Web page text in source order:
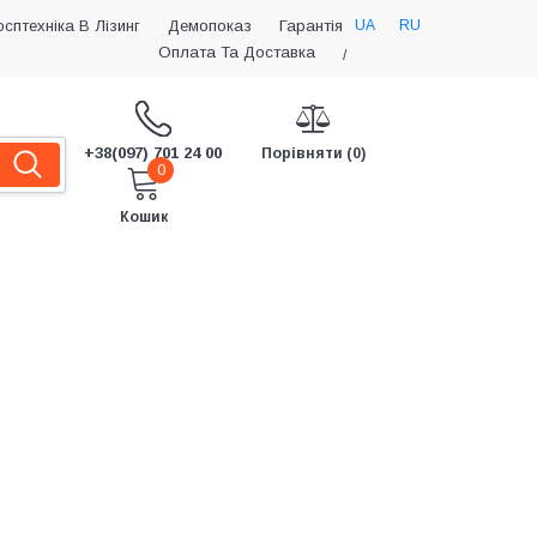
В Лізинг Демопоказ
Гарантія
Оплата Та Доставка
UA
/
RU
+38(097) 701 24 00
Порівняти (0)
0
Кошик